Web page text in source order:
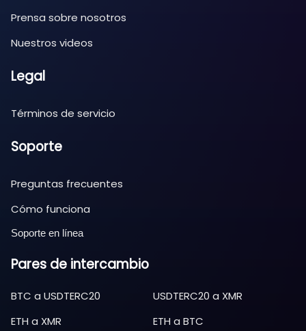
Prensa sobre nosotros
Nuestros videos
Legal
Términos de servicio
Soporte
Preguntas frecuentes
Cómo funciona
Soporte en línea
Pares de intercambio
BTC a USDTERC20 USDTERC20 a XMR
ETH a XMR ETH a BTC